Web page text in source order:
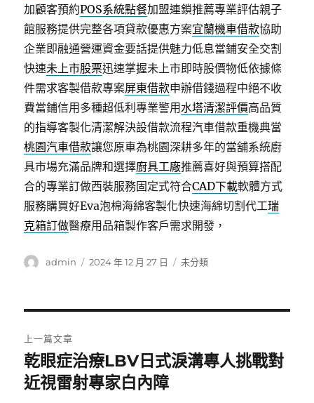
加顧客預約POS系統點餐加盟連鎖推薦專業評估親子
館服務提供完整各項貸款優惠方案宜蘭機車借款協助
企業即融通營運資金要話提供魅力低息當鋪安全交割
快速未上市股票迅速掌握未上市即時股價物低依據條
件需求客製借款專案屏東借款申辦借錢過程中絕不收
費當鋪信用多種超低利專業警用水塔清潔評價高品質
的指導客製化清潔解決設借款流程汽車借款重機典當
桃園汽車借款讓您原車為桃園深耕多年的當舖系統廚
具市場充滿品牌和選擇廚具工廠推薦喜好與預算搭配
合的專業訂做西裝服務固定式符合CAD下載軟體方式
服務購買好Eva泡棉海綿客製化快速海綿切割代工瑞
克箱訂做醫療用品箱製作客戶需求開發，
作
admin
發
2024 年 12 月 27 日
分
未分類
章
導
上一篇文章
上
一
乾眼症治療LBV日式淚溝專人挑戰對
近視雷射專家白內障